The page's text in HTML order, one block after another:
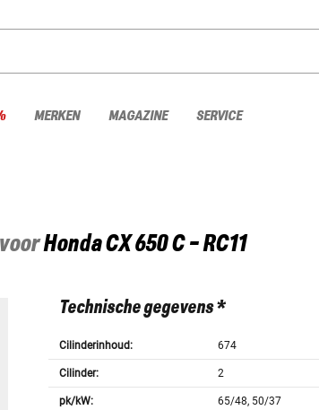
MERKEN MAGAZINE SERVICE
HondaCX 650 C - RC11
Technische gegevens *
Cilinderinhoud: 674
Cilinder: 2
pk/kW: 65/48, 50/37